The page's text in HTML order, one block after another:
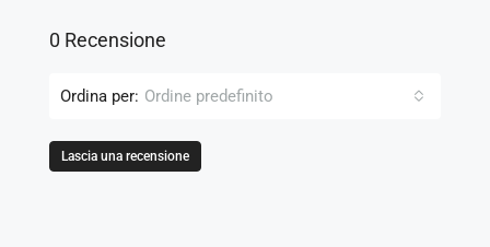
0 Recensione
Ordina per: Ordine predefinito
Lascia una recensione